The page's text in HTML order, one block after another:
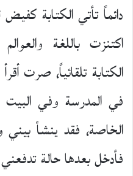
دائماً تأتي الكتابة
اكتنزت باللغة
الكتابة تلقائياً، صرت
في المدرسة وفي
الخاصة، فقد ينشأ بيني
فأدخل بعدها حالة